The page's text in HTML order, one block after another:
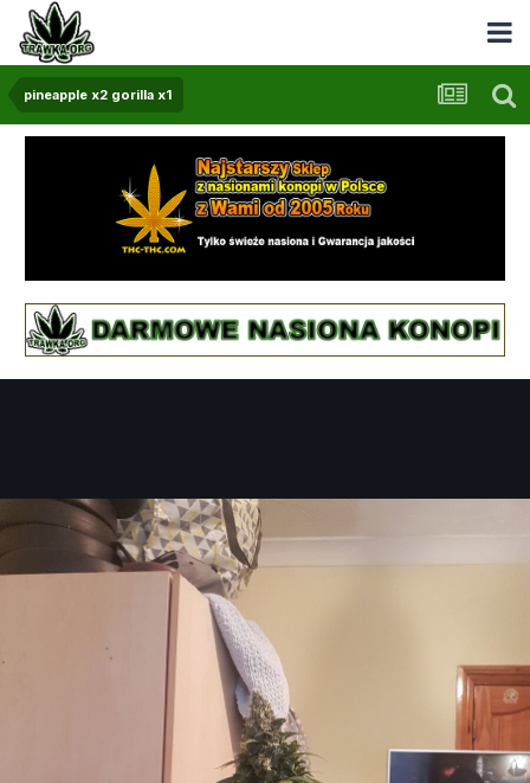
pineapple x2 gorilla x1